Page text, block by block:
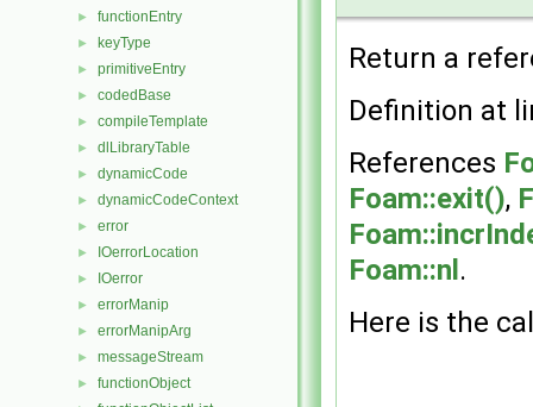
► functionEntry
► keyType
► primitiveEntry
► codedBase
► compileTemplate
► dlLibraryTable
► dynamicCode
► dynamicCodeContext
► error
► IOerrorLocation
► IOerror
► errorManip
► errorManipArg
► messageStream
► functionObject
Return a
Definition at
References
Foam::exit(),
Foam::nl .
Here is the